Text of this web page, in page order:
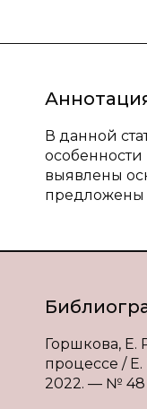
В данной
выявлены
предложены
Горшкова, Е.
процессе /
2022. — № 48